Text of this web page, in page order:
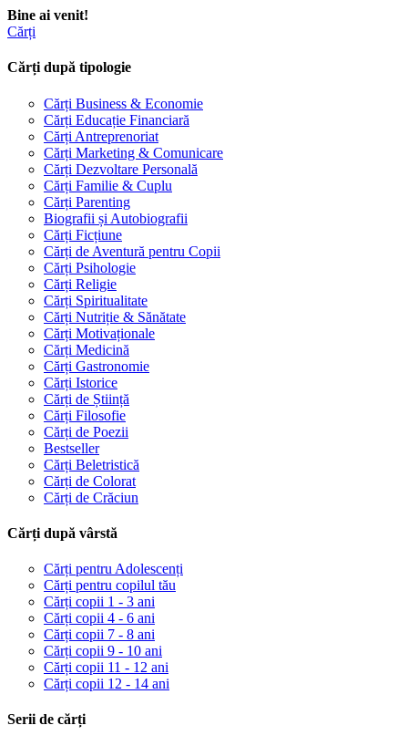
Bine ai venit!
Cărți
Cărți după tipologie
Cărți Business & Economie
Cărți Educație Financiară
Cărți Antreprenoriat
Cărți Marketing & Comunicare
Cărți Dezvoltare Personală
Cărți Familie & Cuplu
Cărți Parenting
Biografii și Autobiografii
Cărți Ficțiune
Cărți de Aventură pentru Copii
Cărți Psihologie
Cărți Religie
Cărți Spiritualitate
Cărți Nutriție & Sănătate
Cărți Motivaționale
Cărți Medicină
Cărți Gastronomie
Cărți Istorice
Cărți de Știință
Cărți Filosofie
Cărți de Poezii
Bestseller
Cărți Beletristică
Cărți de Colorat
Cărți de Crăciun
Cărți după vârstă
Cărți pentru Adolescenți
Cărți pentru copilul tău
Cărți copii 1 - 3 ani
Cărți copii 4 - 6 ani
Cărți copii 7 - 8 ani
Cărți copii 9 - 10 ani
Cărți copii 11 - 12 ani
Cărți copii 12 - 14 ani
Serii de cărți